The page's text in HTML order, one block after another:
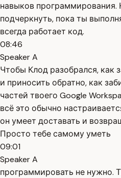
навыков программирования.
подчеркнуть, пока ты
всегда работает код.
08:46
Speaker A
Чтобы Клод разобрался, как
и приносить обратно, как
частей твоего Google
всё это обычно
он умеет доставать и
Просто тебе самому уметь
09:01
Speaker A
программировать не нужно.